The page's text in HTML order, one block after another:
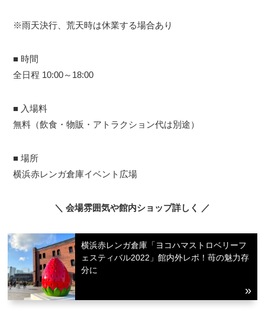
※雨天決行、荒天時は休業する場合あり
■ 時間
全日程 10:00～18:00
■ 入場料
無料（飲食・物販・アトラクション代は別途）
■ 場所
横浜赤レンガ倉庫イベント広場
＼ 会場雰囲気や館内ショップ詳しく ／
横浜赤レンガ倉庫「ヨコハマストロベリーフ
ェスティバル2022」館内外レポ！苺の魅力存
分に